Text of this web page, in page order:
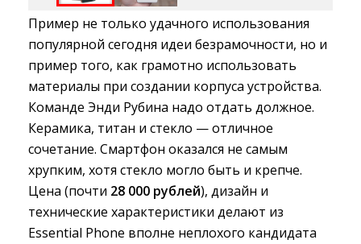
Пример не только удачного использования
популярной сегодня идеи безрамочности, но и
пример того, как грамотно использовать
материалы при создании корпуса устройства.
Команде Энди Рубина надо отдать должное.
Керамика, титан и стекло — отличное
сочетание. Смартфон оказался не самым
хрупким, хотя стекло могло быть и крепче.
Цена (почти 28 000 рублей), дизайн и
технические характеристики делают из
Essential Phone вполне неплохого кандидата